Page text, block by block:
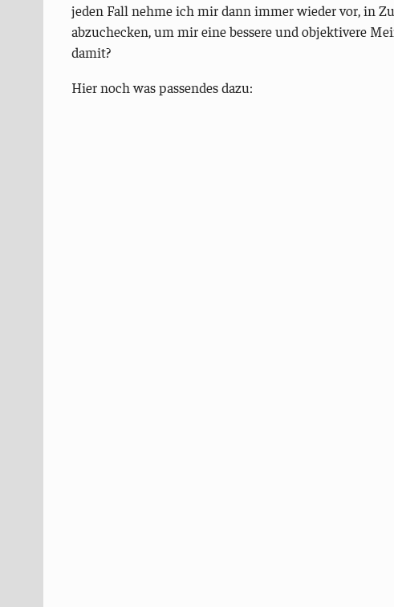
jeden Fall nehme ich mir dann immer wieder vor, in
abzuchecken, um mir eine bessere und objektivere
damit?
Hier noch was passendes dazu: